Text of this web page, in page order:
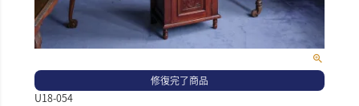
修復完了商品
U18-054